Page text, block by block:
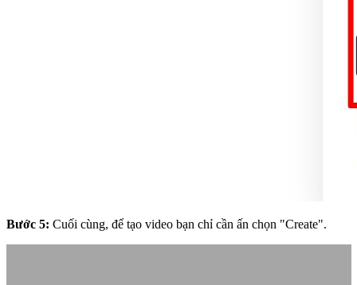
Bước 5: Cuối cùng, để tạo video bạn chỉ cần ấn chọn "Create".